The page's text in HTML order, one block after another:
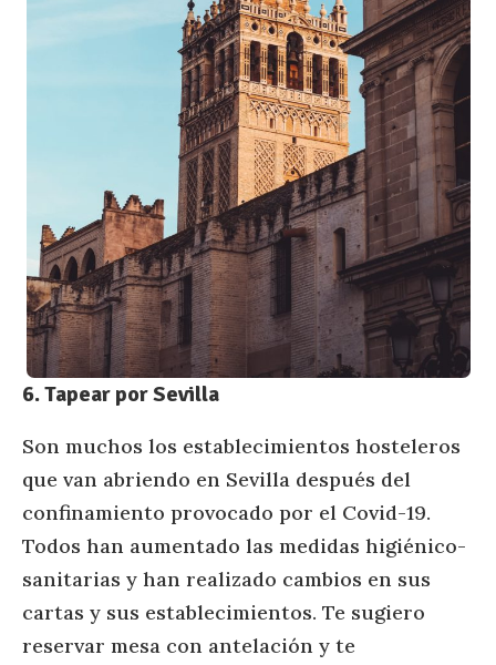
6. Tapear por Sevilla
Son muchos los establecimientos hosteleros
que van abriendo en Sevilla después del
confinamiento provocado por el Covid-19.
Todos han aumentado las medidas higiénico-
sanitarias y han realizado cambios en sus
cartas y sus establecimientos. Te sugiero
reservar mesa con antelación y te